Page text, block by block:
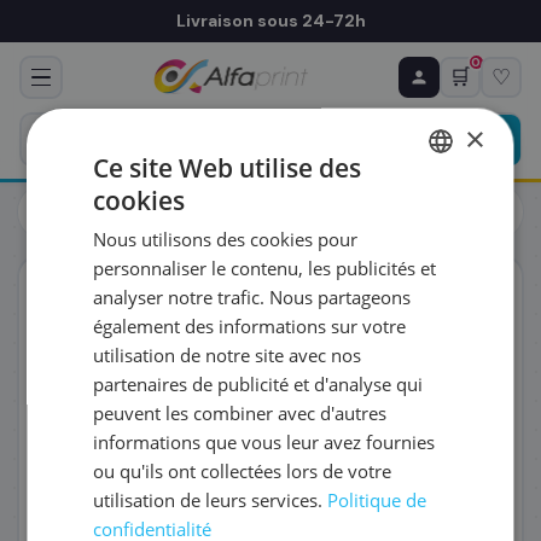
Livraison sous 24-72h
🛒
0
♡
Cartouches
Canon
ORIGINAL
♻ COMMANDE RÉCURRENTE
Prévoyez & économisez
Programmez votre prochain achat — notre équipe
vous prépare un devis personnalisé
RÉFÉRENCE DU PRODUIT
FRÉQUENCE
QUANTITÉ PAR LIVRAISON
DATE DE PREMIÈRE LIVRAISON SOUHAITÉE
×
Ce site Web utilise des
cookies
Nous utilisons des cookies pour
personnaliser le contenu, les publicités et
analyser notre trafic. Nous partageons
également des informations sur votre
utilisation de notre site avec nos
partenaires de publicité et d'analyse qui
peuvent les combiner avec d'autres
informations que vous leur avez fournies
ou qu'ils ont collectées lors de votre
utilisation de leurs services. Politique de
confidentialité